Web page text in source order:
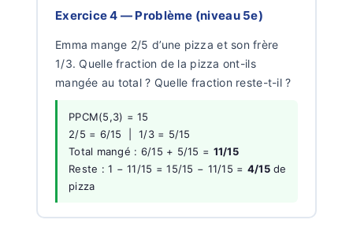
Exercice 4 — Problème (niveau 5e)
Emma mange 2/5 d’une pizza et son frère
1/3. Quelle fraction de la pizza ont-ils
mangée au total ? Quelle fraction reste-t-il ?
PPCM(5,3) = 15
2/5 = 6/15 | 1/3 = 5/15
Total mangé : 6/15 + 5/15 = 11/15
Reste : 1 − 11/15 = 15/15 − 11/15 = 4/15de
pizza